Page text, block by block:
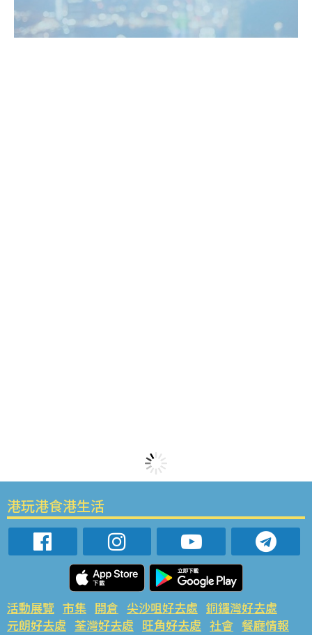
港玩港食港生活
活動展覽 市集 開倉 尖沙咀好去處 銅鑼灣好去處
元朗好去處 荃灣好去處 旺角好去處 社會 餐廳情報